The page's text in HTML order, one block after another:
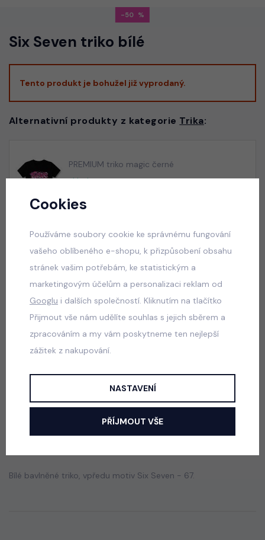
-50
Six Seven triko bílé
Tento produkt je bohužel již vyprodaný.
Alternativní produkty z kategorie Trika:
PREMIUM triko magic černé
skladem
165 Kč
PREMIUM triko Jeep nebeské
skladem
165 Kč
PREMIUM triko Jeep khakigrey
Jak vybrat správnou velikost?
Bílé bavlněné triko, vpředu motiv Six Seven - 67.
Cookies
Používáme soubory cookie ke správnému fungování
vašeho oblíbeného e-shopu, k přizpůsobení obsahu
stránek vašim potřebám, ke statistickým a
marketingovým účelům a personalizaci reklam od
Googlu i dalších společností. Kliknutím na tlačítko
Přijmout vše nám udělíte souhlas s jejich sběrem a
zpracováním a my vám poskytneme ten nejlepší
zážitek z nakupování.
NASTAVENÍ
PŘÍJMOUT VŠE